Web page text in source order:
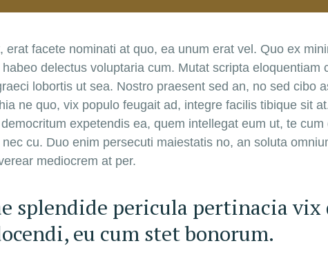
erat facete nominati at quo, ea unum erat vel. Quo ex
delectus voluptaria cum. Mutat scripta eloquentiam
lobortis ut sea. Nostro praesent sed an, no sed cibo
ne quo, vix populo feugait ad, integre facilis tibique sit
expetendis ea, quem intellegat eum ut, te cum
cu. Duo enim persecuti maiestatis no, an soluta
mediocrem at per.
splendide pericula pertinacia vix
eu cum stet bonorum.